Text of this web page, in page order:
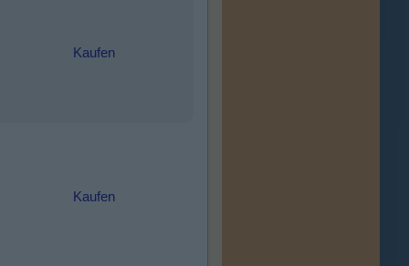
Kaufen
Kaufen